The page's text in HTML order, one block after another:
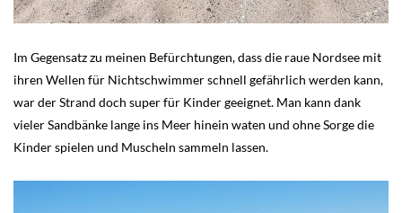
Im Gegensatz zu meinen Befürchtungen, dass die raue Nordsee mit
ihren Wellen für Nichtschwimmer schnell gefährlich werden kann,
war der Strand doch super für Kinder geeignet. Man kann dank
vieler Sandbänke lange ins Meer hinein waten und ohne Sorge die
Kinder spielen und Muscheln sammeln lassen.